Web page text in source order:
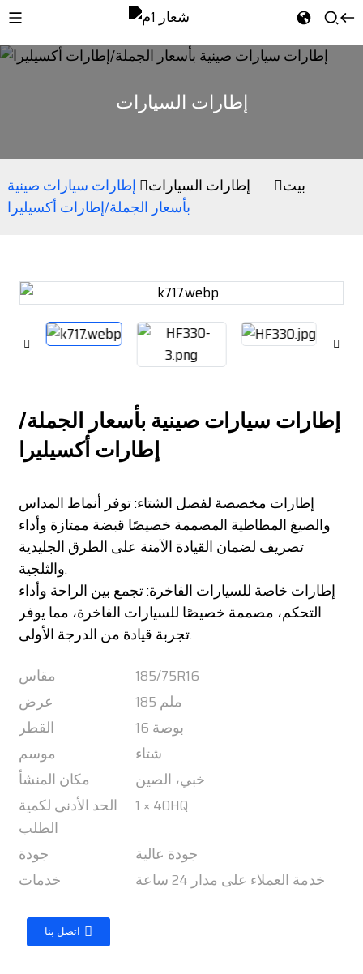
إطارات السيارات
بيت إطارات السيارات
إطارات سيارات صينية
بأسعار الجملة/إطارات أكسيليرا
إطارات سيارات صينية بأسعار الجملة/
إطارات أكسيليرا
إطارات مخصصة لفصل الشتاء: توفر أنماط المداس
والصيغ المطاطية المصممة خصيصًا قبضة ممتازة وأداء
تصريف لضمان القيادة الآمنة على الطرق الجليدية
والثلجية.
إطارات خاصة للسيارات الفاخرة: تجمع بين الراحة وأداء
التحكم، مصممة خصيصًا للسيارات الفاخرة، مما يوفر
تجربة قيادة من الدرجة الأولى.
مقاس
185/75R16
عرض
185 ملم
القطر
16 بوصة
موسم
شتاء
مكان المنشأ
خبي، الصين
الحد الأدنى لكمية
الطلب
1 × 40HQ
جودة
جودة عالية
خدمات
خدمة العملاء على مدار 24 ساعة
اتصل بنا